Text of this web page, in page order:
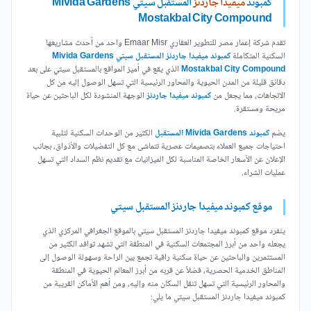
Mostakbal City Compound
تقدم شركة إعمار مصر للتطوير العقاري Emaar Misr واحد من أحدث مشاريعها
السكنية المتكاملة
كمبوند ميفيدا جاردنز المستقبل سيتي Mivida Gardens
Mostakbal City Compoundالذي يقع في أميز المواقع بالمستقبل سيتي على بعد
دقائق قليلة من المدن الحيوية والمحاور الرئيسية التي تسهل الوصول إليه من كل
الاتجاهات، مما يجعل منكمبوند ميفيدا جاردنزالوجهة المنشودة لكل الباحثين عن حياة
مريحة ومستقرة.
يضمكمبوند Mivida Gardens المستقبل
الكثير من الوحدات السكنية لتلبية
احتياجات جميع العملاء بتصميمات عصرية تتماشى مع كل التفضيلات والأذواق، بجانب
الإعلان عن الأسعار الخاصة المناسبة لكل الميزانيات مع تقديم نظم السداد التي تسهل
عمليات الشراء.
موقع كمبوند ميفيدا جاردنز المستقبل سيتي
ينفرد موقع كمبوند ميفيدا جاردنز المستقبل سيتي بالموقع الجغرافي المركزي الذي
يجعله واحد من أبرز المجتمعات السكنية في المنطقة التي تشهد توافد الكثير من
المستثمرين والباحثين عن حياة سكنية راقية تجمع بين الراحة وسهولة الوصول إلى
المناطق الخدمية الحصرية، فضلاً عن قربه من أبرز المعالم الحيوية في المنطقة
والمحاور الرئيسية التي تسهل تنقل السكان منه وإليه، ومن أهم الأماكن القريبة من
كمبوند ميفيدا جاردنز المستقبل سيتي ما يلي: